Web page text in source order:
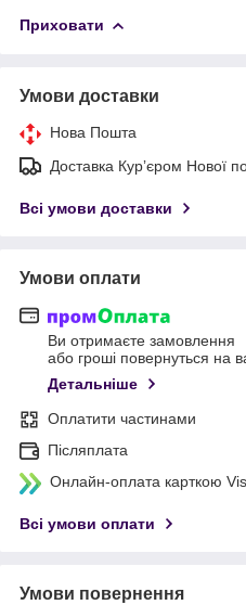
Приховати
Умови доставки
Нова Пошта
Доставка Курʼєром Нової
Всі умови доставки
Умови оплати
Ви отримаєте замовлення
або гроші повернуться на
Детальніше
Оплатити частинами
Післяплата
Онлайн-оплата карткою
Всі умови оплати
Умови повернення